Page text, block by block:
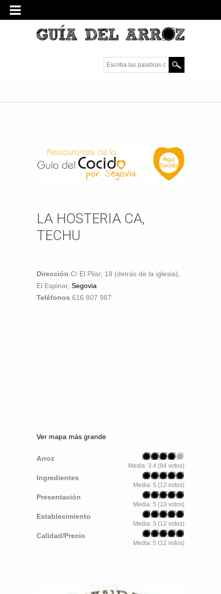
Escriba las palabras
clave.
LA HOSTERIA CA,
TECHU
Dirección C/ El Pilar, 18 (detrás de la iglesia),
El Espinar, Segovia
Teléfonos 616 807 987
Ver mapa más grande
Arroz
Media: 3.4 (94 votos)
Ingredientes
Media: 5 (12 votos)
Presentación
Media: 5 (10 votos)
Establecimiento
Media: 5 (12 votos)
Calidad/Precio
Media: 5 (12 votos)